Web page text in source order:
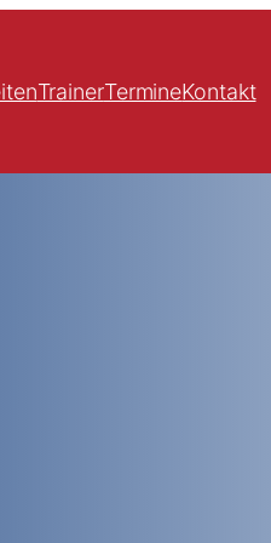
TrainerTermineKontakt